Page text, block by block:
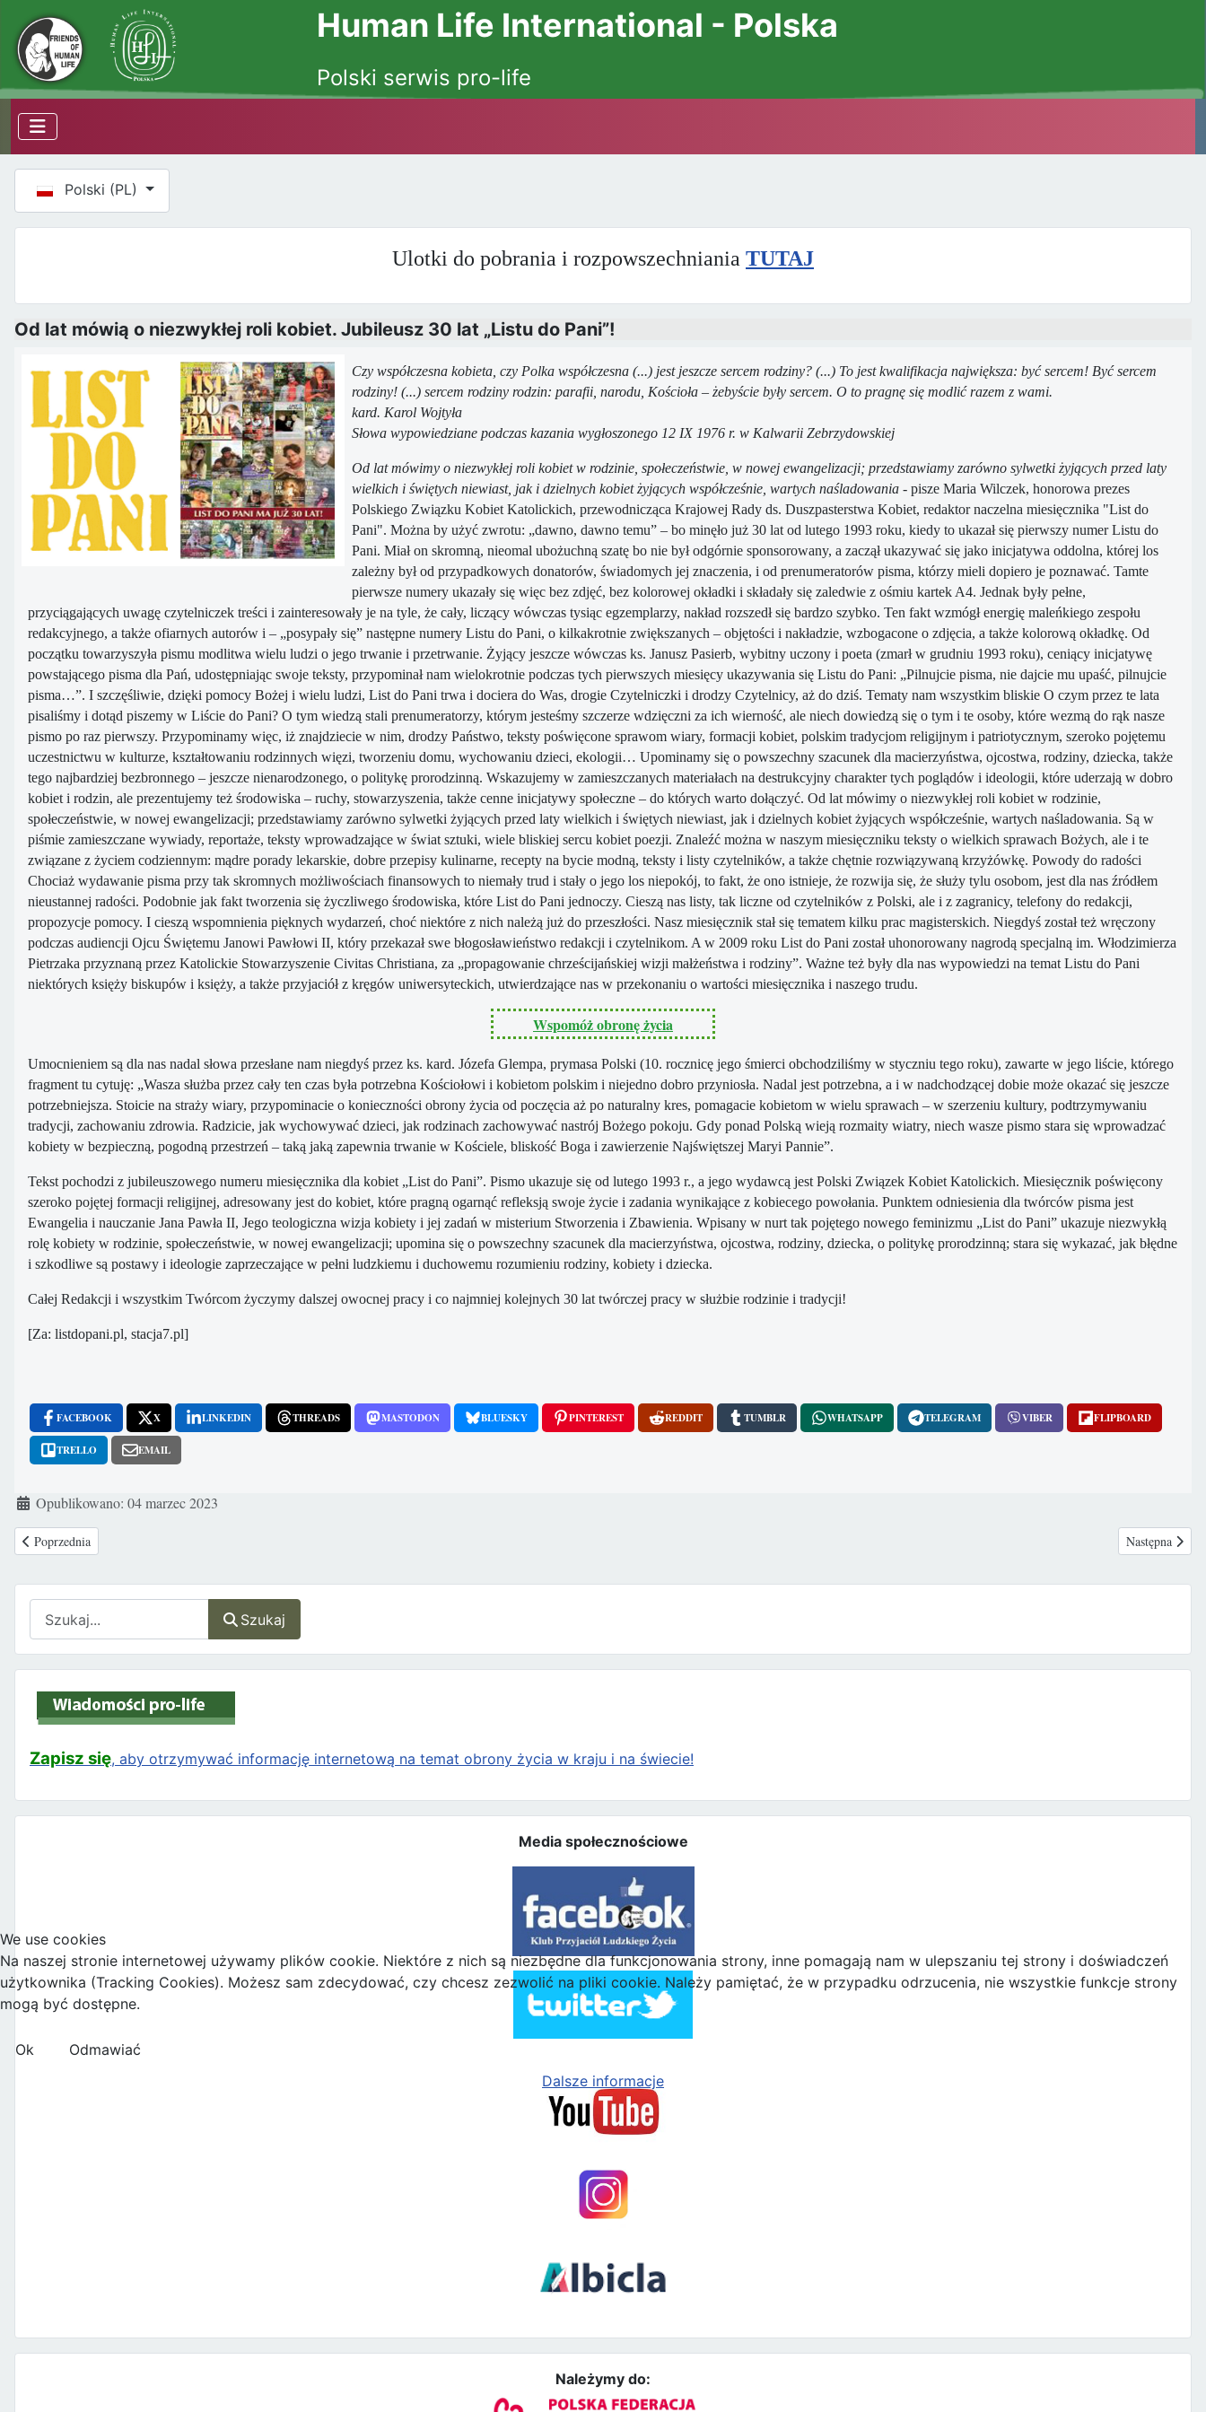
Human Life International - Polska
Polski serwis pro-life
Szukaj
Zapisz się, aby otrzymywać informację internetową na temat obrony życia w kraju i na świecie!
Media społecznościowe
Należymy do:
Wybierz swój język
Polski (PL)
Ulotki do pobrania i rozpowszechniania TUTAJ
Od lat mówią o niezwykłej roli kobiet. Jubileusz 30 lat „Listu do Pani”!
Czy współczesna kobieta, czy Polka współczesna (...) jest jeszcze sercem rodziny? (...) To jest kwalifikacja największa: być sercem! Być sercem
rodziny! (...) sercem rodziny rodzin: parafii, narodu, Kościoła – żebyście były sercem. O to pragnę się modlić razem z wami.
kard. Karol Wojtyła
Słowa wypowiedziane podczas kazania wygłoszonego 12 IX 1976 r. w Kalwarii Zebrzydowskiej
Od lat mówimy o niezwykłej roli kobiet w rodzinie, społeczeństwie, w nowej ewangelizacji; przedstawiamy zarówno sylwetki żyjących przed laty
wielkich i świętych niewiast, jak i dzielnych kobiet żyjących współcześnie, wartych naśladowania - pisze Maria Wilczek, honorowa prezes
Polskiego Związku Kobiet Katolickich, przewodnicząca Krajowej Rady ds. Duszpasterstwa Kobiet, redaktor naczelna miesięcznika "List do
Pani". Można by użyć zwrotu: „dawno, dawno temu” – bo minęło już 30 lat od lutego 1993 roku, kiedy to ukazał się pierwszy numer Listu do
Pani. Miał on skromną, nieomal ubożuchną szatę bo nie był odgórnie sponsorowany, a zaczął ukazywać się jako inicjatywa oddolna, której los
zależny był od przypadkowych donatorów, świadomych jej znaczenia, i od prenumeratorów pisma, którzy mieli dopiero je poznawać. Tamte
pierwsze numery ukazały się więc bez zdjęć, bez kolorowej okładki i składały się zaledwie z ośmiu kartek A4. Jednak były pełne,
przyciągających uwagę czytelniczek treści i zainteresowały je na tyle, że cały, liczący wówczas tysiąc egzemplarzy, nakład rozszedł się bardzo szybko. Ten fakt wzmógł energię maleńkiego zespołu
redakcyjnego, a także ofiarnych autorów i – „posypały się” następne numery Listu do Pani, o kilkakrotnie zwiększanych – objętości i nakładzie, wzbogacone o zdjęcia, a także kolorową okładkę. Od
początku towarzyszyła pismu modlitwa wielu ludzi o jego trwanie i przetrwanie. Żyjący jeszcze wówczas ks. Janusz Pasierb, wybitny uczony i poeta (zmarł w grudniu 1993 roku), ceniący inicjatywę
powstającego pisma dla Pań, udostępniając swoje teksty, przypominał nam wielokrotnie podczas tych pierwszych miesięcy ukazywania się Listu do Pani: „Pilnujcie pisma, nie dajcie mu upaść, pilnujcie
pisma…”. I szczęśliwie, dzięki pomocy Bożej i wielu ludzi, List do Pani trwa i dociera do Was, drogie Czytelniczki i drodzy Czytelnicy, aż do dziś. Tematy nam wszystkim bliskie O czym przez te lata
pisaliśmy i dotąd piszemy w Liście do Pani? O tym wiedzą stali prenumeratorzy, którym jesteśmy szczerze wdzięczni za ich wierność, ale niech dowiedzą się o tym i te osoby, które wezmą do rąk nasze
pismo po raz pierwszy. Przypominamy więc, iż znajdziecie w nim, drodzy Państwo, teksty poświęcone sprawom wiary, formacji kobiet, polskim tradycjom religijnym i patriotycznym, szeroko pojętemu
uczestnictwu w kulturze, kształtowaniu rodzinnych więzi, tworzeniu domu, wychowaniu dzieci, ekologii… Upominamy się o powszechny szacunek dla macierzyństwa, ojcostwa, rodziny, dziecka, także
tego najbardziej bezbronnego – jeszcze nienarodzonego, o politykę prorodzinną. Wskazujemy w zamieszczanych materiałach na destrukcyjny charakter tych poglądów i ideologii, które uderzają w dobro
kobiet i rodzin, ale prezentujemy też środowiska – ruchy, stowarzyszenia, także cenne inicjatywy społeczne – do których warto dołączyć. Od lat mówimy o niezwykłej roli kobiet w rodzinie,
społeczeństwie, w nowej ewangelizacji; przedstawiamy zarówno sylwetki żyjących przed laty wielkich i świętych niewiast, jak i dzielnych kobiet żyjących współcześnie, wartych naśladowania. Są w
piśmie zamieszczane wywiady, reportaże, teksty wprowadzające w świat sztuki, wiele bliskiej sercu kobiet poezji. Znaleźć można w naszym miesięczniku teksty o wielkich sprawach Bożych, ale i te
związane z życiem codziennym: mądre porady lekarskie, dobre przepisy kulinarne, recepty na bycie modną, teksty i listy czytelników, a także chętnie rozwiązywaną krzyżówkę. Powody do radości
Chociaż wydawanie pisma przy tak skromnych możliwościach finansowych to niemały trud i stały o jego los niepokój, to fakt, że ono istnieje, że rozwija się, że służy tylu osobom, jest dla nas źródłem
nieustannej radości. Podobnie jak fakt tworzenia się życzliwego środowiska, które List do Pani jednoczy. Cieszą nas listy, tak liczne od czytelników z Polski, ale i z zagranicy, telefony do redakcji,
propozycje pomocy. I cieszą wspomnienia pięknych wydarzeń, choć niektóre z nich należą już do przeszłości. Nasz miesięcznik stał się tematem kilku prac magisterskich. Niegdyś został też wręczony
podczas audiencji Ojcu Świętemu Janowi Pawłowi II, który przekazał swe błogosławieństwo redakcji i czytelnikom. A w 2009 roku List do Pani został uhonorowany nagrodą specjalną im. Włodzimierza
Pietrzaka przyznaną przez Katolickie Stowarzyszenie Civitas Christiana, za „propagowanie chrześcijańskiej wizji małżeństwa i rodziny”. Ważne też były dla nas wypowiedzi na temat Listu do Pani
niektórych księży biskupów i księży, a także przyjaciół z kręgów uniwersyteckich, utwierdzające nas w przekonaniu o wartości miesięcznika i naszego trudu.
Wspomóż obronę życia
Umocnieniem są dla nas nadal słowa przesłane nam niegdyś przez ks. kard. Józefa Glempa, prymasa Polski (10. rocznicę jego śmierci obchodziliśmy w styczniu tego roku), zawarte w jego liście, którego
fragment tu cytuję: „Wasza służba przez cały ten czas była potrzebna Kościołowi i kobietom polskim i niejedno dobro przyniosła. Nadal jest potrzebna, a i w nadchodzącej dobie może okazać się jeszcze
potrzebniejsza. Stoicie na straży wiary, przypominacie o konieczności obrony życia od poczęcia aż po naturalny kres, pomagacie kobietom w wielu sprawach – w szerzeniu kultury, podtrzymywaniu
tradycji, zachowaniu zdrowia. Radzicie, jak wychowywać dzieci, jak rodzinach zachowywać nastrój Bożego pokoju. Gdy ponad Polską wieją rozmaity wiatry, niech wasze pismo stara się wprowadzać
kobiety w bezpieczną, pogodną przestrzeń – taką jaką zapewnia trwanie w Kościele, bliskość Boga i zawierzenie Najświętszej Maryi Pannie”.
Tekst pochodzi z jubileuszowego numeru miesięcznika dla kobiet „List do Pani”. Pismo ukazuje się od lutego 1993 r., a jego wydawcą jest Polski Związek Kobiet Katolickich. Miesięcznik poświęcony
szeroko pojętej formacji religijnej, adresowany jest do kobiet, które pragną ogarnąć refleksją swoje życie i zadania wynikające z kobiecego powołania. Punktem odniesienia dla twórców pisma jest
Ewangelia i nauczanie Jana Pawła II, Jego teologiczna wizja kobiety i jej zadań w misterium Stworzenia i Zbawienia. Wpisany w nurt tak pojętego nowego feminizmu „List do Pani” ukazuje niezwykłą
rolę kobiety w rodzinie, społeczeństwie, w nowej ewangelizacji; upomina się o powszechny szacunek dla macierzyństwa, ojcostwa, rodziny, dziecka, o politykę prorodzinną; stara się wykazać, jak błędne
i szkodliwe są postawy i ideologie zaprzeczające w pełni ludzkiemu i duchowemu rozumieniu rodziny, kobiety i dziecka.
Całej Redakcji i wszystkim Twórcom życzymy dalszej owocnej pracy i co najmniej kolejnych 30 lat twórczej pracy w służbie rodzinie i tradycji!
[Za: listdopani.pl, stacja7.pl]
FACEBOOK X LINKEDIN THREADS MASTODON BLUESKY PINTEREST REDDIT TUMBLR WHATSAPP TELEGRAM VIBER FLIPBOARD
TRELLO EMAIL
Szczegóły
Opublikowano: 04 marzec 2023
Poprzednia strona: Wielki Marsz w stolicy Meksyku w obronie rodzin, dzieci i praw rodziców
Poprzednia Następna
Następna
We use cookies
Na naszej stronie internetowej używamy plików cookie. Niektóre z nich są niezbędne dla funkcjonowania strony, inne pomagają nam w ulepszaniu tej strony i doświadczeń
użytkownika (Tracking Cookies). Możesz sam zdecydować, czy chcesz zezwolić na pliki cookie. Należy pamiętać, że w przypadku odrzucenia, nie wszystkie funkcje strony
mogą być dostępne.
Ok
Odmawiać
Dalsze informacje